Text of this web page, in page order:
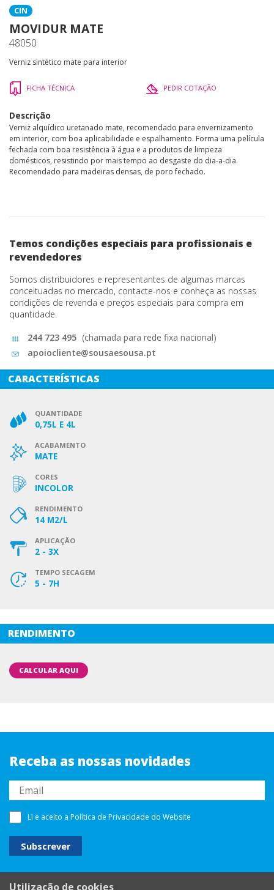
CIN
MOVIDUR MATE
48050
Verniz sintético mate para interior
FICHA TÉCNICA PEDIR COTAÇÃO
Descrição
Verniz alquídico uretanado mate, recomendado para envernizamento
em interior, com boa aplicabilidade e espalhamento. Forma uma película
fechada com boa resistência à água e a produtos de limpeza
domésticos, resistindo por mais tempo ao desgaste do dia-a-dia.
Recomendado para madeiras densas, de poro fechado.
Temos condições especiais para profissionais e
revendedores
Somos distribuidores e representantes de algumas marcas
conceituadas no mercado, contacte-nos e conheça as nossas
condições de revenda e preços especiais para compra em
quantidade.
244 723 495 (chamada para rede fixa nacional)
apoiocliente@sousaesousa.pt
CARACTERÍSTICAS
QUANTIDADE
0,75L E 4L
ACABAMENTO
MATE
CORES
INCOLOR
RENDIMENTO
14 M2/L
APLICAÇÃO
2 - 3X
TEMPO SECAGEM
5 - 7H
RENDIMENTO
CALCULAR AQUI
Receba as nossas novidades
Li e aceito a Política de Privacidade do Website
Utilização de cookies